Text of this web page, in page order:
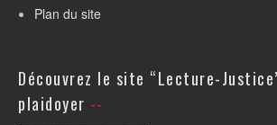
Plan du site
Découvrez le site “Lecture-
plaidoyer